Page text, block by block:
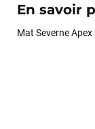
En savoir
Mat Severne